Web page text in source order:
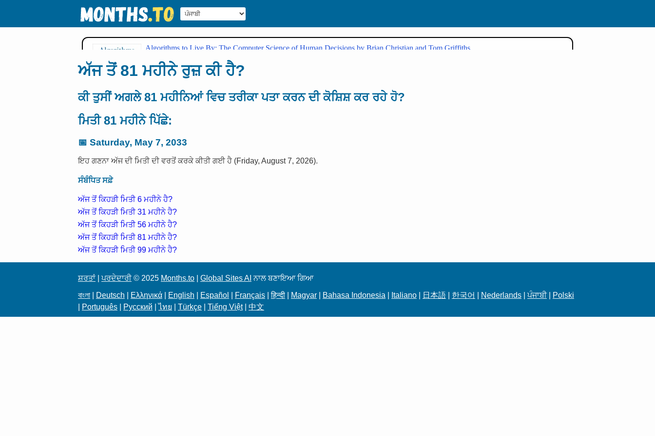
ਅੱਜ ਤੋਂ 81 ਮਹੀਨੇ ਰੁਜ਼ ਕੀ ਹੈ?
ਕੀ ਤੁਸੀਂ ਅਗਲੇ 81 ਮਹੀਨਿਆਂ ਵਿਚ ਤਰੀਕਾ ਪਤਾ ਕਰਨ ਦੀ ਕੋਸ਼ਿਸ਼ ਕਰ ਰਹੇ ਹੋ?
ਮਿਤੀ 81 ਮਹੀਨੇ ਪਿੱਛੇ:
📅 Saturday, May 7, 2033
ਇਹ ਗਣਨਾ ਅੱਜ ਦੀ ਮਿਤੀ ਦੀ ਵਰਤੋਂ ਕਰਕੇ ਕੀਤੀ ਗਈ ਹੈ (Friday, August 7, 2026).
ਸੰਬੰਧਿਤ ਸਫ਼ੇ
ਅੱਜ ਤੋਂ ਕਿਹੜੀ ਮਿਤੀ 6 ਮਹੀਨੇ ਹੈ?
ਅੱਜ ਤੋਂ ਕਿਹੜੀ ਮਿਤੀ 31 ਮਹੀਨੇ ਹੈ?
ਅੱਜ ਤੋਂ ਕਿਹੜੀ ਮਿਤੀ 56 ਮਹੀਨੇ ਹੈ?
ਅੱਜ ਤੋਂ ਕਿਹੜੀ ਮਿਤੀ 81 ਮਹੀਨੇ ਹੈ?
ਅੱਜ ਤੋਂ ਕਿਹੜੀ ਮਿਤੀ 99 ਮਹੀਨੇ ਹੈ?
ਸ਼ਰਤਾਂ |ਪਰਦੇਦਾਰੀ© 2025 Months.to Global Sites AI ਨਾਲ ਬਣਾਇਆ ਗਿਆ
বাংলা Deutsch Ελληνικά English Español Français |हिन्दी Magyar Bahasa Indonesia Italiano 日本語 한국어 Nederlands |ਪੰਜਾਬੀ|
Polski
Português Русский |ไทย Türkçe Tiếng Việt| 中文